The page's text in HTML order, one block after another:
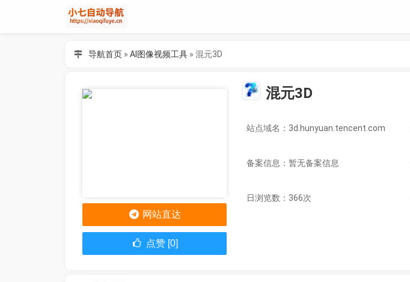
导航首页» AI图像视频工具» 混元3D
混元3D
站点域名：3d.hunyuan.tencent.com
备案信息： 暂无备案信息
日浏览数：366次
网站直达
点赞 [0]